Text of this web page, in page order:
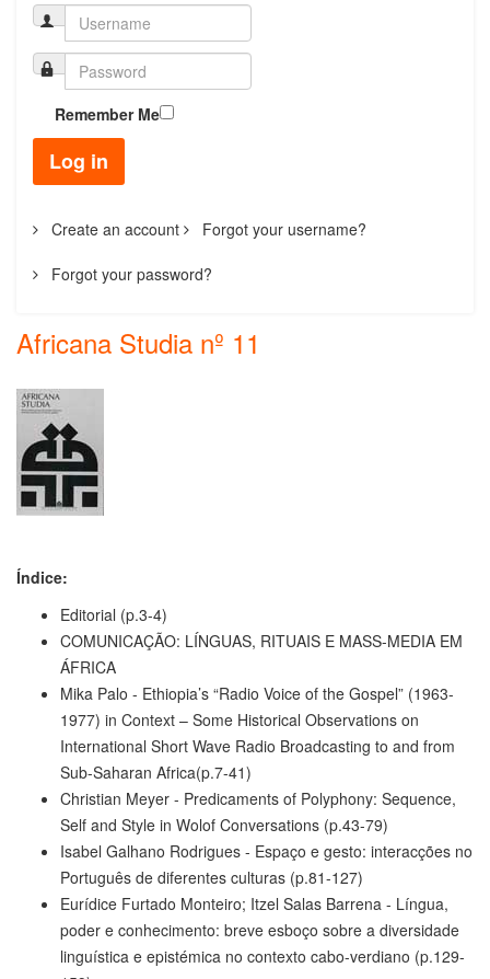
Remember Me
Log in
Create an account Forgot your username?
Forgot your password?
Africana Studia nº 11
Índice:
Editorial (p.3-4)
COMUNICAÇÃO: LÍNGUAS, RITUAIS E MASS-MEDIA EM
ÁFRICA
Mika Palo - Ethiopia’s “Radio Voice of the Gospel” (1963-
1977) in Context – Some Historical Observations on
International Short Wave Radio Broadcasting to and from
Sub-Saharan Africa(p.7-41)
Christian Meyer - Predicaments of Polyphony: Sequence,
Self and Style in Wolof Conversations (p.43-79)
Isabel Galhano Rodrigues - Espaço e gesto: interacções no
Português de diferentes culturas (p.81-127)
Eurídice Furtado Monteiro; Itzel Salas Barrena - Língua,
poder e conhecimento: breve esboço sobre a diversidade
linguística e epistémica no contexto cabo-verdiano (p.129-